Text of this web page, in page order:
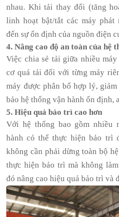
nhau. Khi tải thay đổi (tăng
linh hoạt bật/tắt các máy phát
đến sự ổn định của nguồn điện
4. Nâng cao độ an toàn của hệ
Việc chia sẻ tải giữa nhiều
cơ quá tải đối với từng máy
máy được phân bổ hợp lý,
bảo hệ thống vận hành ổn định,
5. Hiệu quả bảo trì cao hơn
Với hệ thống bao gồm nhiều
hành có thể thực hiện bảo trì
không cần phải dừng toàn bộ
thực hiện bảo trì mà không
đó nâng cao hiệu quả bảo trì và